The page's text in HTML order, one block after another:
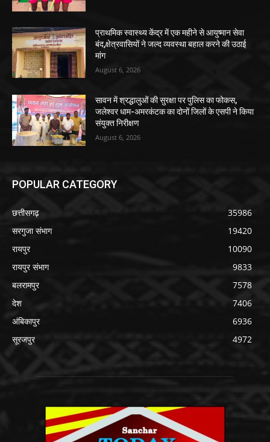
प्राथमिक स्वास्थ्य केंद्र में एक महीने से आयुष्मान सेवा
बंद,क्षेत्रवासियों ने जल्द व्यवस्था बहाल करने की उठाई
मांग
August 6, 2026
सावन में श्रद्धालुओं की सुरक्षा पर पुलिस का फोकस,
जलेश्वर धाम-अमरकंटक का दोनों जिलों के एसपी ने किया
संयुक्त निरीक्षण
August 6, 2026
POPULAR CATEGORY
छत्तीसगढ़
35986
सरगुजा संभाग
19420
रायपुर
10090
रायपुर संभाग
9833
बलरामपुर
7578
देश
7406
अंबिकापुर
6936
सूरजपुर
4972